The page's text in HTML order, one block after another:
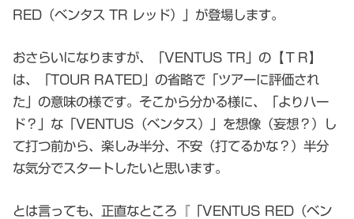
RED（ベンタス TR レッド）」が登場します。
おさらいになりますが、「VENTUS TR」の【ＴＲ】
は、「TOUR RATED」の省略で「ツアーに評価され
た」の意味の様です。そこから分かる様に、「よりハー
ド？」な「VENTUS（ベンタス）」を想像（妄想？）し
て打つ前から、楽しみ半分、不安（打てるかな？）半分
な気分でスタートしたいと思います。
とは言っても、正直なところ『「VENTUS RED（ベン